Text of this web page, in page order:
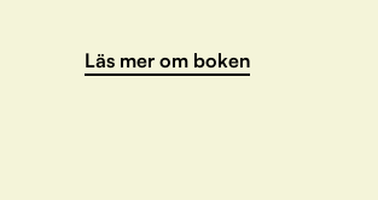
Läs mer om boken